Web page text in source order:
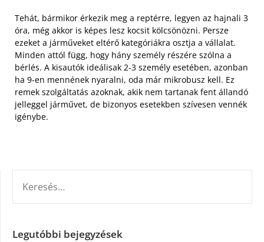
Tehát, bármikor érkezik meg a reptérre, legyen az hajnali 3
óra, még akkor is képes lesz kocsit kölcsönözni. Persze
ezeket a járműveket eltérő kategóriákra osztja a vállalat.
Minden attól függ, hogy hány személy részére szólna a
bérlés. A kisautók ideálisak 2-3 személy esetében, azonban
ha 9-en mennének nyaralni, oda már mikrobusz kell. Ez
remek szolgáltatás azoknak, akik nem tartanak fent állandó
jelleggel járművet, de bizonyos esetekben szívesen vennék
igénybe.
Legutóbbi bejegyzések